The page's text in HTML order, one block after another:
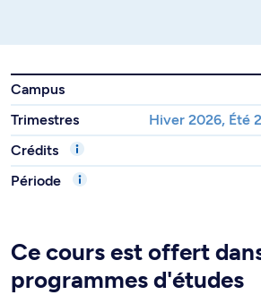
Campus
Trimestres
Hiver 2026, Été
Crédits
Période
Ce cours est offert
programmes d'études